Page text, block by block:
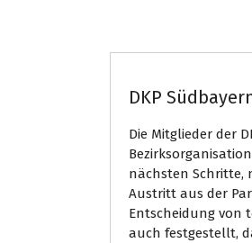
DKP
Die Mitglieder der
nächsten Schritte,
Austritt aus der
Entscheidung von
auch festgestellt,